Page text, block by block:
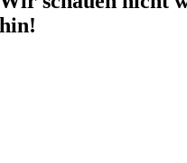
hin!